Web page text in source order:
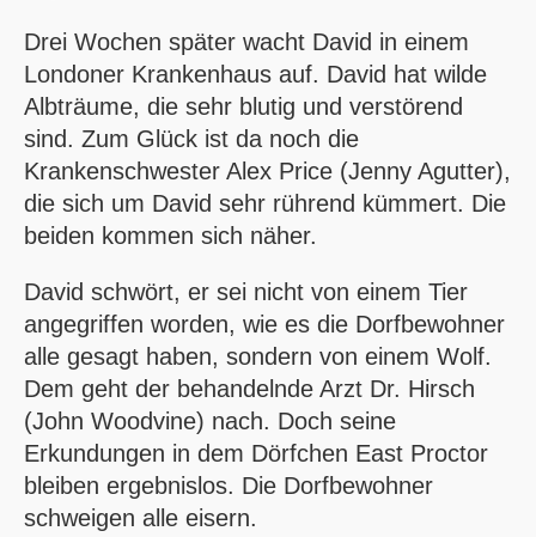
Drei Wochen später wacht David in einem
Londoner Krankenhaus auf. David hat wilde
Albträume, die sehr blutig und verstörend
sind. Zum Glück ist da noch die
Krankenschwester Alex Price (Jenny Agutter),
die sich um David sehr rührend kümmert. Die
beiden kommen sich näher.
David schwört, er sei nicht von einem Tier
angegriffen worden, wie es die Dorfbewohner
alle gesagt haben, sondern von einem Wolf.
Dem geht der behandelnde Arzt Dr. Hirsch
(John Woodvine) nach. Doch seine
Erkundungen in dem Dörfchen East Proctor
bleiben ergebnislos. Die Dorfbewohner
schweigen alle eisern.